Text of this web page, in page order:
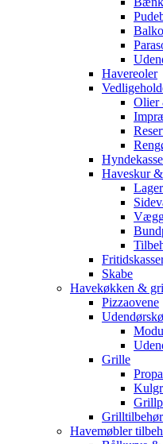
Havereoler
Olier
Haveskur
Skabe
Havekøkken &
Pizzaovene
Grille
Grilltilbehør
Havemøbler